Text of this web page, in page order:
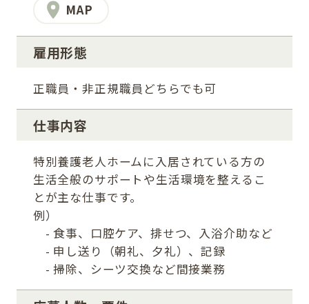
MAP
雇用形態
正職員・非正規職員どちらでも可
仕事内容
特別養護老人ホームに入居されている方の
生活全般のサポートや生活環境を整えるこ
とが主な仕事です。
例）
- 食事、口腔ケア、排せつ、入浴介助など
- 申し送り（朝礼、夕礼）、記録
- 掃除、シーツ交換など間接業務